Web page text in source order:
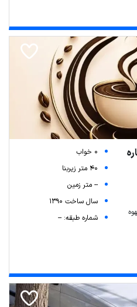
0 خواب
40 متر زیربنا
-- متر زمین
سال ساخت 1390
شماره طبقه: --